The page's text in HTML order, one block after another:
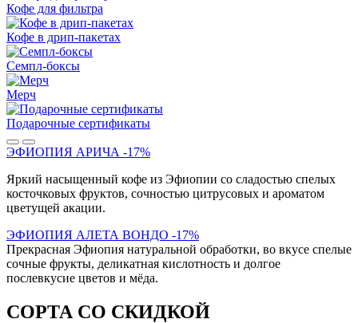
Кофе для фильтра
Кофе в дрип-пакетах
Семпл-боксы
Мерч
Подарочные сертификаты
ЭФИОПИЯ АРИЧА -17%
Яркий насыщенный кофе из Эфиопии со сладостью спелых
косточковых фруктов, сочностью цитрусовых и ароматом
цветущей акации.
ЭФИОПИЯ АЛЕТА ВОНДО -17%
Прекрасная Эфиопия натуральной обработки, во вкусе спелые
сочные фрукты, деликатная кислотность и долгое
послевкусие цветов и мёда.
СОРТА СО СКИДКОЙ